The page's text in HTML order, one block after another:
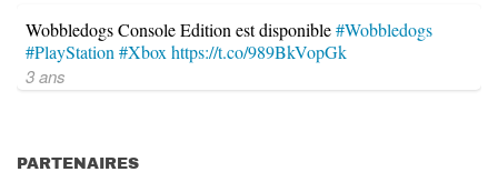
Wobbledogs Console Edition est disponible#Wobbledogs
#PlayStation#Xboxhttps://t.co/989BkVopGk
3 ans
PARTENAIRES